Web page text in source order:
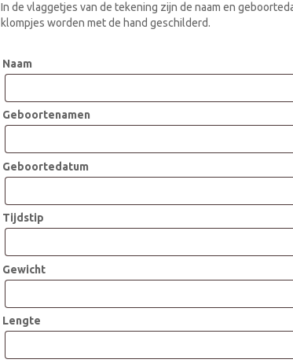
In de vlaggetjes van de tekening zijn de naam en
klompjes worden met de hand geschilderd.
Naam
Geboortenamen
Geboortedatum
Tijdstip
Gewicht
Lengte